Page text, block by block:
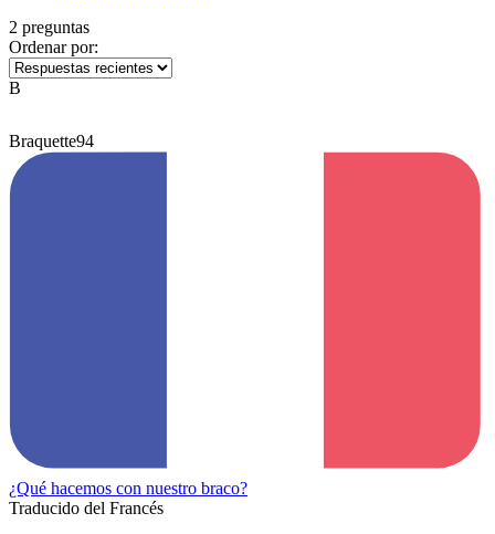
2 preguntas
Ordenar por:
B
Braquette94
¿Qué hacemos con nuestro braco?
Traducido del Francés